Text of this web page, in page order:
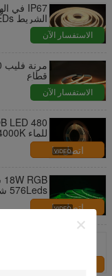
الشريط 480LEDs
الاستفسار الآن
قطاع
الاستفسار الآن
للماء 2700K 3000K 4000K بدون نقطة ضوء
اتصل بنا
576Leds شريط LED ملون
اتصل بنا
للمناظر